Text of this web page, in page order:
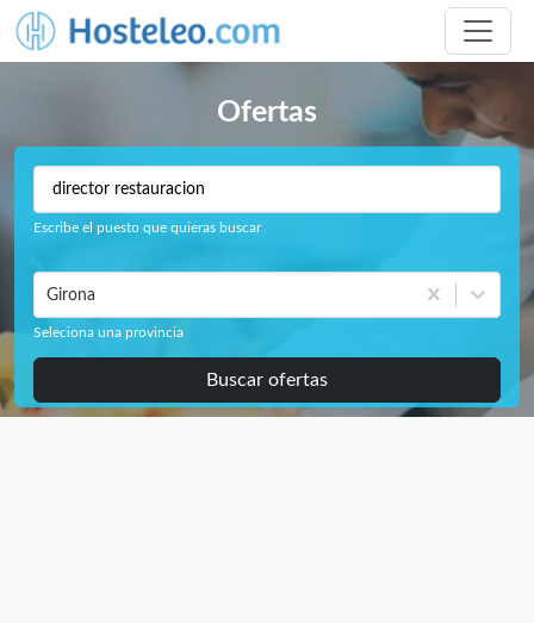
Ofertas
Escribe el puesto que quieras buscar
Girona
Seleciona una provincia
Buscar ofertas